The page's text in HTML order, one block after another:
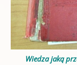
Wiedza jaką